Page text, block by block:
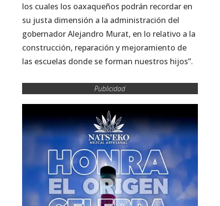
los cuales los oaxaqueños podrán recordar en
su justa dimensión a la administración del
gobernador Alejandro Murat, en lo relativo a la
construcción, reparación y mejoramiento de
las escuelas donde se forman nuestros hijos”.
Publicidad